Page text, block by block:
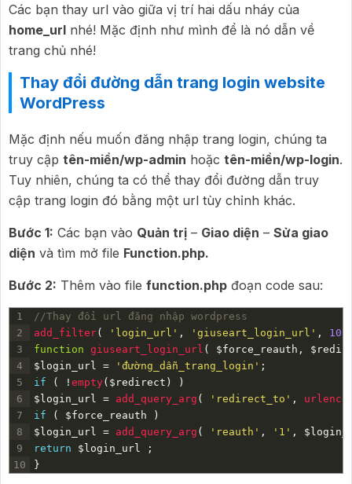
Các bạn thay url vào giữa vị trí hai dấu nháy của
home_url nhé! Mặc định như mình để là nó dẫn về
trang chủ nhé!
Thay đổi đường dẫn trang login website
WordPress
Mặc định nếu muốn đăng nhập trang login, chúng ta
truy cập tên-miền/wp-admin hoặc tên-miền/wp-login.
Tuy nhiên, chúng ta có thể thay đổi đường dẫn truy
cập trang login đó bằng một url tùy chỉnh khác.
Bước 1: Các bạn vào Quản trị – Giao diện – Sửa giao
diện và tìm mở file Function.php.
Bước 2: Thêm vào file function.php đoạn code sau:
1
2
3
4
5
6
7
8
9
10
//Thay đổi url đăng nhập wordpress
add_filter( 'login_url' , 'giuseart_login_url' , 10
function giuseart_login_url ( $force_reauth , $
$login_url = 'đường_dẫn_trang_login' ;
if
( ! empty( $ redirect )
)
$login_url = add_query_arg ( 'redirect_to' ,
if
( $force reauth
)
$login_url = add_query_arg ( 'reauth' , '1' , $login
return
$login url
;
}